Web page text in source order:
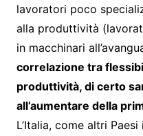
lavoratori poco
alla produttività
in macchinari
correlazione tra
produttività, di certo
all’aumentare della
L’Italia, come altri